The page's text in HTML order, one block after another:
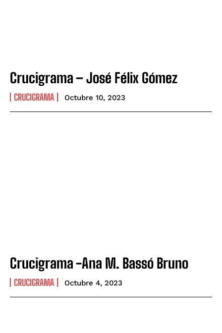
Crucigrama – José Félix Gómez
CRUCIGRAMA Octubre 10, 2023
Crucigrama -Ana M. Bassó Bruno
CRUCIGRAMA Octubre 4, 2023